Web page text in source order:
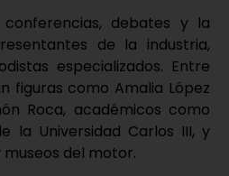
debates y la
de la industria,
especializados. Entre
figuras como Amalia López
Roca, académicos como
la Universidad Carlos III, y
del motor.